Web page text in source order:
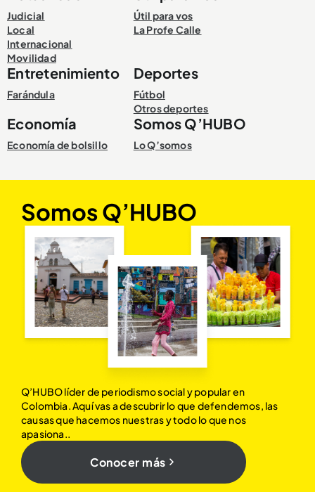
Compartir Noticia
Judicial
Local
Internacional
Movilidad
Útil para vos
La Profe Calle
Entretenimiento
Farándula
Deportes
Fútbol
Otros deportes
Economía
Economía de bolsillo
Somos Q’HUBO
Lo Q’somos
Somos Q’HUBO
Q’HUBO líder de periodismo social y popular en
Colombia. Aquí vas a descubrir lo que defendemos, las
causas que hacemos nuestras y todo lo que nos
apasiona..
Conocer más